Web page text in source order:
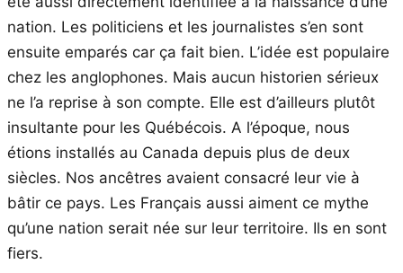
nation. Les politiciens et les journalistes s’en sont
ensuite emparés car ça fait bien. L’idée est populaire
chez les anglophones. Mais aucun historien sérieux
ne l’a reprise à son compte. Elle est d’ailleurs plutôt
insultante pour les Québécois. A l’époque, nous
étions installés au Canada depuis plus de deux
siècles. Nos ancêtres avaient consacré leur vie à
bâtir ce pays. Les Français aussi aiment ce mythe
qu’une nation serait née sur leur territoire. Ils en sont
fiers.